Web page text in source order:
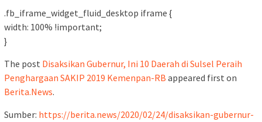
.fb_iframe_widget_fluid_desktop iframe {
width: 100% !important;
}
The post Disaksikan Gubernur, Ini 10 Daerah di Sulsel Peraih
Penghargaan SAKIP 2019 Kemenpan-RB appeared first on
Berita.News.
Sumber: https://berita.news/2020/02/24/disaksikan-gubernur-